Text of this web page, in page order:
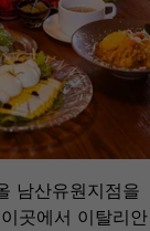
남산유원지점을
곳에서 이탈리안